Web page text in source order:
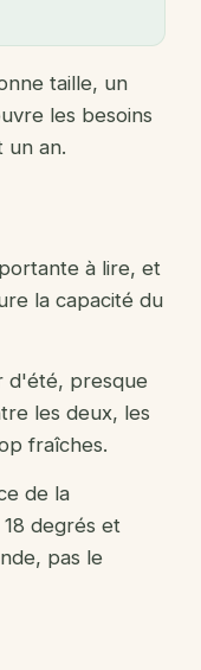
taille, un
les besoins
un an.
à lire, et
la capacité du
d'été, presque
les deux, les
fraîches.
de la
degrés et
pas le